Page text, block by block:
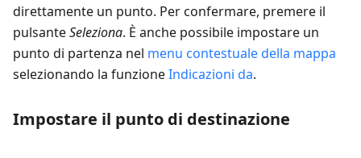
direttamente un punto. Per confermare, premere il
pulsanteSeleziona. È anche possibile impostare un
punto di partenza nel menu contestuale della mappa
selezionando la funzioneIndicazioni da.
Impostare il punto di destinazione